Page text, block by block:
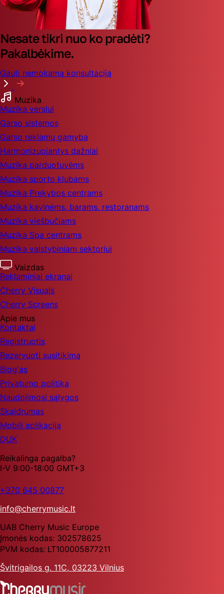
Nesate tikri nuo ko pradėti?
Pakalbėkime.
Gauti nemokamą konsultaciją
Muzika
Muzika verslui
Garso sistemos
Garso reklamų gamyba
Harmonizuojantys dažniai
Muzika parduotuvėms
Muzika sporto klubams
Muzika Prekybos centrams
Muzika kavinėms, barams, restoranams
Muzika viešbučiams
Muzika Spa centrams
Muzika valstybiniam sektoriui
Vaizdas
Reklaminiai ekranai
Cherry Visuals
Cherry Screens
Apie mus
Kontaktai
Registruotis
Rezervuoti susitikimą
Blog'as
Privatumo politika
Naudojimosi sąlygos
Skaidrumas
Mobili aplikacija
DUK
Reikalinga pagalba?
I-V 9:00-18:00 GMT+3
+370 645 00877
info@cherrymusic.lt
UAB Cherry Music Europe
Įmonės kodas: 302578625
PVM kodas: LT100005877211
Švitrigailos g. 11C, 03223 Vilnius